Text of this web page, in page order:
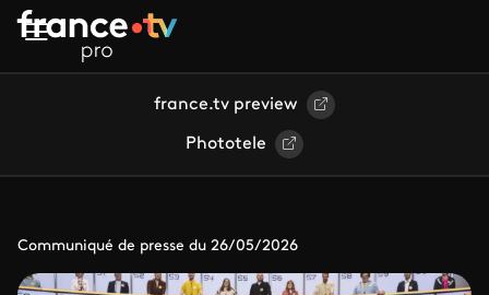
Aller au contenu principal
france.tv preview
Phototele
Communiqué de presse du 26/05/2026